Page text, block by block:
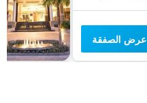
عرض الصفقة